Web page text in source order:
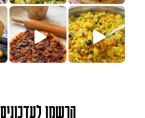
למתכון ככה? ההסבר בסרטו
מז׳ווז׳ין או בתרגום לעברית, מחותניםמתכון ראש
הרשמו לעדכונים